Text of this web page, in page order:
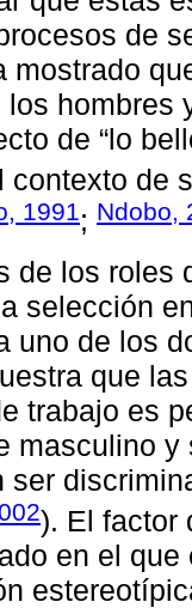
de
mostrado
hombres
de “lo
contexto de
1991; Ndobo,
de los roles
selección
uno de los
que
trabajo es
masculino
ser
). El factor
en el